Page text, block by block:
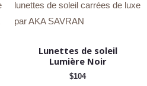
Lunettes de soleil
Lumière Noir
$104